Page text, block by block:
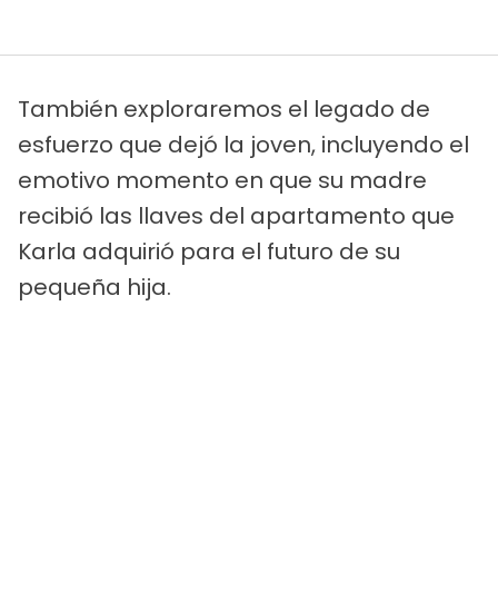
También exploraremos el legado de
esfuerzo que dejó la joven, incluyendo el
emotivo momento en que su madre
recibió las llaves del apartamento que
Karla adquirió para el futuro de su
pequeña hija.